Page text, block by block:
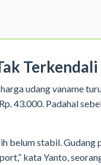
Terkendali
udang vaname
43.000. Padahal
belum stabil.
kata Yanto,